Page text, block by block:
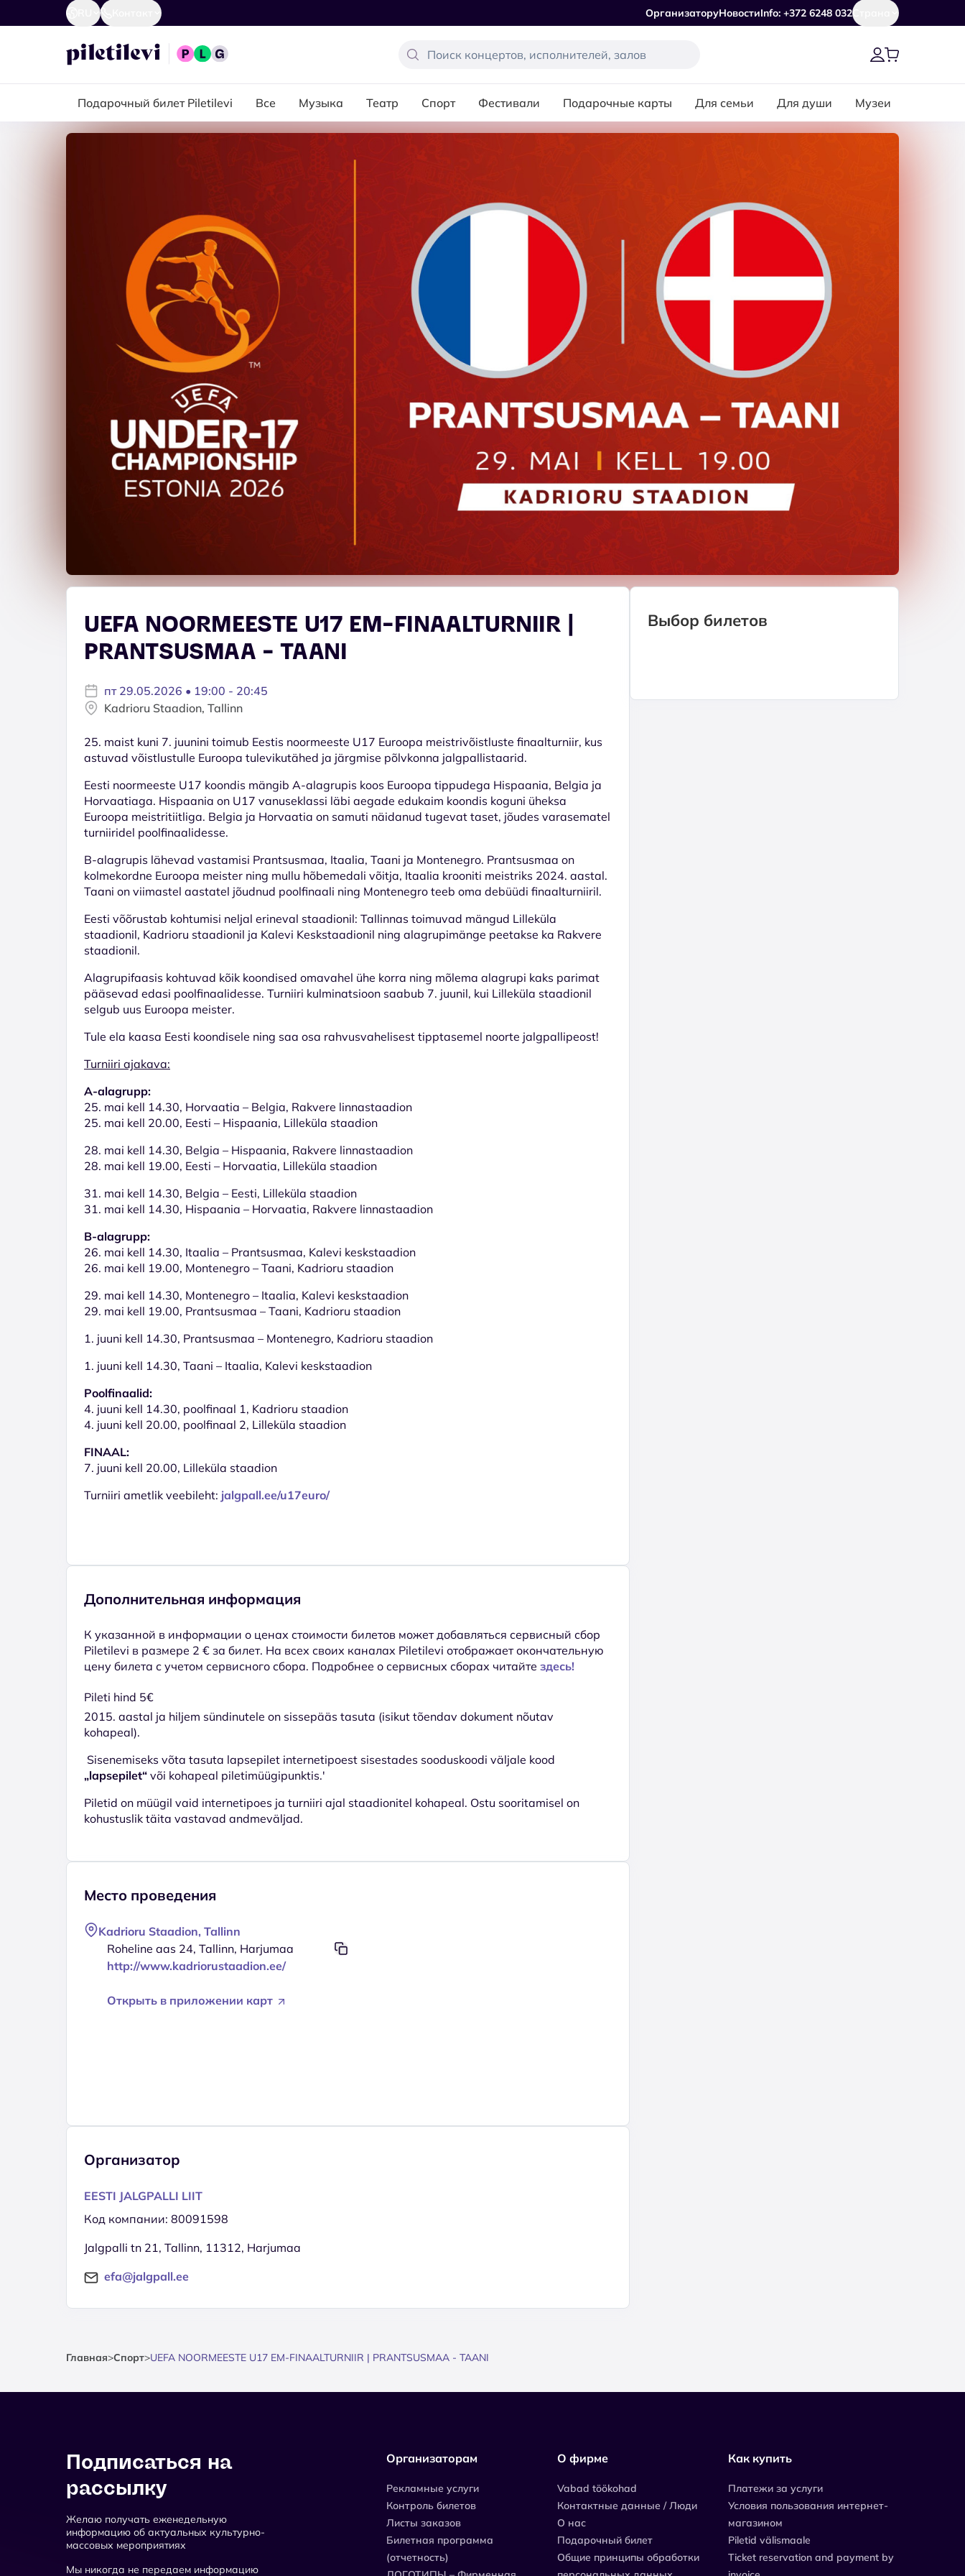
ОрганизаторуНовостиInfo: +372 6248 032Страна
Подарочный билет Piletilevi Все Музыка Театр Спорт Фестивали Подарочные карты Для семьи Для души Музеи
UEFA NOORMEESTE U17 EM-FINAALTURNIIR |
PRANTSUSMAA - TAANI
пт 29.05.2026 • 19:00 - 20:45
Kadrioru Staadion, Tallinn
25. maist kuni 7. juunini toimub Eestis noormeeste U17 Euroopa meistrivõistluste finaalturniir, kus
astuvad võistlustulle Euroopa tulevikutähed ja järgmise põlvkonna jalgpallistaarid.
Eesti noormeeste U17 koondis mängib A-alagrupis koos Euroopa tippudega Hispaania, Belgia ja
Horvaatiaga. Hispaania on U17 vanuseklassi läbi aegade edukaim koondis koguni üheksa
Euroopa meistritiitliga. Belgia ja Horvaatia on samuti näidanud tugevat taset, jõudes varasematel
turniiridel poolfinaalidesse.
B-alagrupis lähevad vastamisi Prantsusmaa, Itaalia, Taani ja Montenegro. Prantsusmaa on
kolmekordne Euroopa meister ning mullu hõbemedali võitja, Itaalia krooniti meistriks 2024. aastal.
Taani on viimastel aastatel jõudnud poolfinaali ning Montenegro teeb oma debüüdi finaalturniiril.
Eesti võõrustab kohtumisi neljal erineval staadionil: Tallinnas toimuvad mängud Lilleküla
staadionil, Kadrioru staadionil ja Kalevi Keskstaadionil ning alagrupimänge peetakse ka Rakvere
staadionil.
Alagrupifaasis kohtuvad kõik koondised omavahel ühe korra ning mõlema alagrupi kaks parimat
pääsevad edasi poolfinaalidesse. Turniiri kulminatsioon saabub 7. juunil, kui Lilleküla staadionil
selgub uus Euroopa meister.
Tule ela kaasa Eesti koondisele ning saa osa rahvusvahelisest tipptasemel noorte jalgpallipeost!
Turniiri ajakava:
A-alagrupp:
25. mai kell 14.30, Horvaatia – Belgia, Rakvere linnastaadion
25. mai kell 20.00, Eesti – Hispaania, Lilleküla staadion
28. mai kell 14.30, Belgia – Hispaania, Rakvere linnastaadion
28. mai kell 19.00, Eesti – Horvaatia, Lilleküla staadion
31. mai kell 14.30, Belgia – Eesti, Lilleküla staadion
31. mai kell 14.30, Hispaania – Horvaatia, Rakvere linnastaadion
B-alagrupp:
26. mai kell 14.30, Itaalia – Prantsusmaa, Kalevi keskstaadion
26. mai kell 19.00, Montenegro – Taani, Kadrioru staadion
29. mai kell 14.30, Montenegro – Itaalia, Kalevi keskstaadion
29. mai kell 19.00, Prantsusmaa – Taani, Kadrioru staadion
1. juuni kell 14.30, Prantsusmaa – Montenegro, Kadrioru staadion
1. juuni kell 14.30, Taani – Itaalia, Kalevi keskstaadion
Poolfinaalid:
4. juuni kell 14.30, poolfinaal 1, Kadrioru staadion
4. juuni kell 20.00, poolfinaal 2, Lilleküla staadion
FINAAL:
7. juuni kell 20.00, Lilleküla staadion
Turniiri ametlik veebileht: jalgpall.ee/u17euro/
Дополнительная информация
К указанной в информации о ценах стоимости билетов может добавляться сервисный сбор
Piletilevi в размере 2 € за билет. На всех своих каналах Piletilevi отображает окончательную
цену билета с учетом сервисного сбора. Подробнее о сервисных сборах читайте здесь!
Pileti hind 5€
2015. aastal ja hiljem sündinutele on sissepääs tasuta (isikut tõendav dokument nõutav
kohapeal).
Sisenemiseks võta tasuta lapsepilet internetipoest sisestades sooduskoodi väljale kood
„lapsepilet“ või kohapeal piletimüügipunktis.'
Piletid on müügil vaid internetipoes ja turniiri ajal staadionitel kohapeal. Ostu sooritamisel on
kohustuslik täita vastavad andmeväljad.
Место проведения
Kadrioru Staadion, Tallinn
Roheline aas 24, Tallinn, Harjumaa
http://www.kadriorustaadion.ee/
Открыть в приложении карт
Организатор
EESTI JALGPALLI LIIT
Код компании: 80091598
Jalgpalli tn 21, Tallinn, 11312, Harjumaa
efa@jalgpall.ee
Выбор билетов
Главная>Спорт>UEFA NOORMEESTE U17 EM-FINAALTURNIIR | PRANTSUSMAA - TAANI
Подписаться на
рассылку
Желаю получать еженедельную
информацию об актуальных культурно-
массовых мероприятиях
Мы никогда не передаем информацию
Организаторам
Рекламные услуги
Контроль билетов
Листы заказов
Билетная программа
(отчетность)
О фирме
Vabad töökohad
Контактные данные / Люди
О нас
Подарочный билет
Общие принципы обработки
Как купить
Платежи за услуги
Условия пользования интернет-
магазином
Piletid välismaale
Ticket reservation and payment by